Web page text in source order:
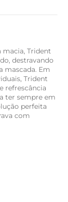
Trident
destravando
mascada. Em
Trident
refrescância
ter sempre em
perfeita
com